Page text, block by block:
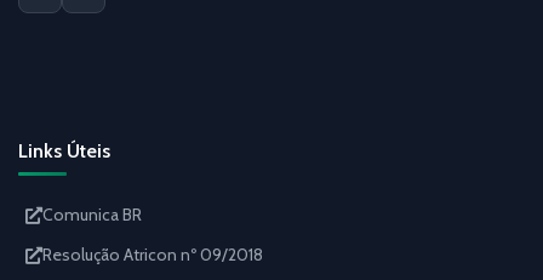
Links Úteis
Comunica BR
Resolução Atricon nº 09/2018